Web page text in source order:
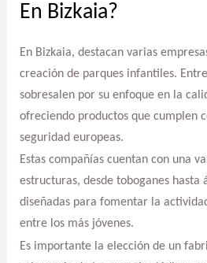
En Bizkaia?
En Bizkaia, destacan varias
creación de parques infantiles.
sobresalen por su enfoque en la
ofreciendo productos que cumplen
seguridad europeas.
Estas compañías cuentan con una
estructuras, desde toboganes hasta
diseñadas para fomentar la
entre los más jóvenes.
Es importante la elección de un